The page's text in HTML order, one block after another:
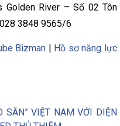
Golden River – Số 02 Tôn
3848 9565/6
Bizman | Hồ sơ năng lực
SÂN” VIỆT NAM VỚI DIỆN